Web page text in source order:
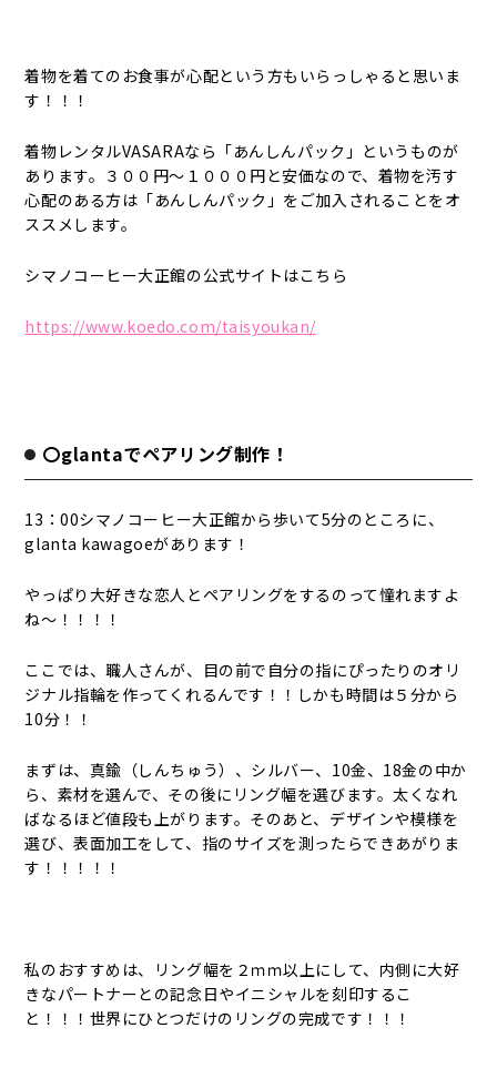
着物を着てのお食事が心配という方もいらっしゃると思いま
す！！！
着物レンタルVASARAなら「あんしんパック」というものが
あります。３００円～１０００円と安価なので、着物を汚す
心配のある方は「あんしんパック」をご加入されることをオ
ススメします。
シマノコーヒー大正館の公式サイトはこちら
https://www.koedo.com/taisyoukan/
〇glantaでペアリング制作！
13：00シマノコーヒー大正館から歩いて5分のところに、
glanta kawagoeがあります！
やっぱり大好きな恋人とペアリングをするのって憧れますよ
ね～！！！！
ここでは、職人さんが、目の前で自分の指にぴったりのオリ
ジナル指輪を作ってくれるんです！！しかも時間は５分から
10分！！
まずは、真鍮（しんちゅう）、シルバー、10金、18金の中か
ら、素材を選んで、その後にリング幅を選びます。太くなれ
ばなるほど値段も上がります。そのあと、デザインや模様を
選び、表面加工をして、指のサイズを測ったらできあがりま
す！！！！！
私のおすすめは、リング幅を２ｍｍ以上にして、内側に大好
きなパートナーとの記念日やイニシャルを刻印するこ
と！！！世界にひとつだけのリングの完成です！！！